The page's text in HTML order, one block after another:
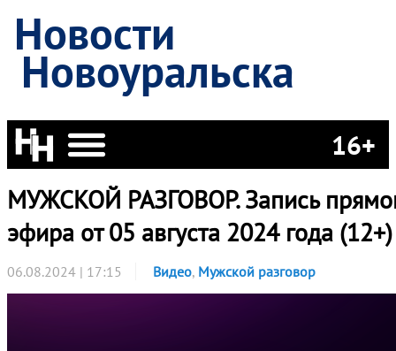
Новости
Новоуральска
16+
МУЖСКОЙ РАЗГОВОР. Запись
эфира от 05 августа 2024 года (12+)
06.08.2024 | 17:15 Видео, Мужской разговор